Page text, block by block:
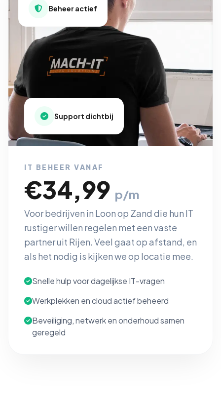
Beheer actief
Support dichtbij
IT BEHEER VANAF
€34,99 p/m
Voor bedrijven in Loon op Zand die hun IT
rustiger willen regelen met een vaste
partner uit Rijen. Veel gaat op afstand, en
als het nodig is kijken we op locatie mee.
Snelle hulp voor dagelijkse IT-vragen
Werkplekken en cloud actief beheerd
Beveiliging, netwerk en onderhoud samen
geregeld